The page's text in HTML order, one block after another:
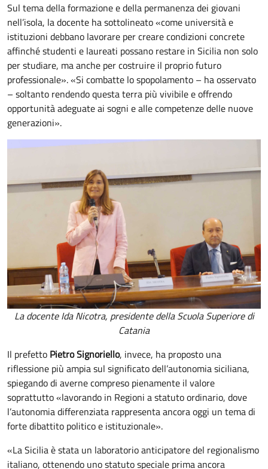
Sul tema della formazione e della permanenza dei giovani
nell’isola, la docente ha sottolineato «come università e
istituzioni debbano lavorare per creare condizioni concrete
affinché studenti e laureati possano restare in Sicilia non solo
per studiare, ma anche per costruire il proprio futuro
professionale». «Si combatte lo spopolamento – ha osservato
– soltanto rendendo questa terra più vivibile e offrendo
opportunità adeguate ai sogni e alle competenze delle nuove
generazioni».
La docente Ida Nicotra, presidente della Scuola Superiore di
Catania
Il prefetto Pietro Signoriello, invece, ha proposto una
riflessione più ampia sul significato dell’autonomia siciliana,
spiegando di averne compreso pienamente il valore
soprattutto «lavorando in Regioni a statuto ordinario, dove
l’autonomia differenziata rappresenta ancora oggi un tema di
forte dibattito politico e istituzionale».
«La Sicilia è stata un laboratorio anticipatore del regionalismo
italiano, ottenendo uno statuto speciale prima ancora